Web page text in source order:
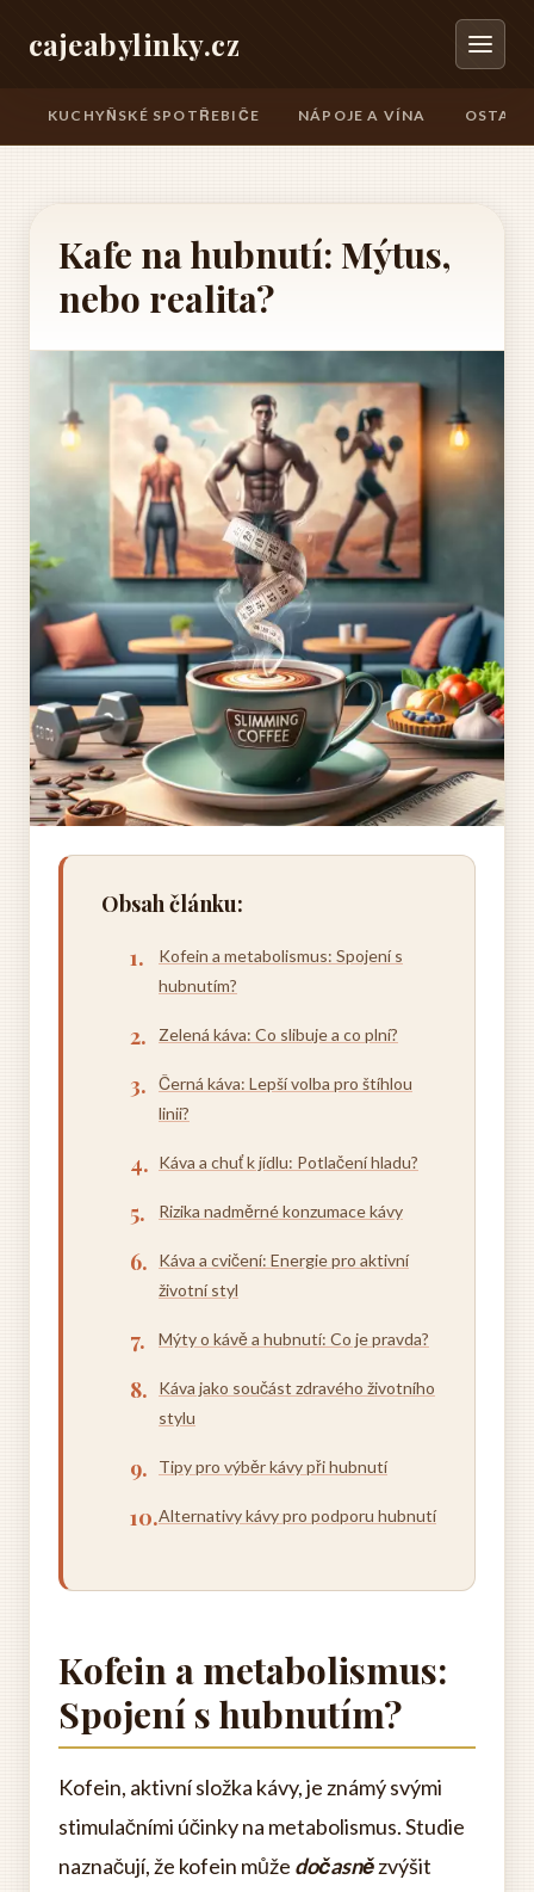
cajeabylinky.cz
KUCHYŇSKÉ SPOTŘEBIČE NÁPOJE A VÍNA
Kafe na hubnutí: Mýtus,
nebo realita?
Obsah článku:
Kofein a metabolismus: Spojení s
hubnutím?
Zelená káva: Co slibuje a co plní?
Černá káva: Lepší volba pro štíhlou
linii?
Káva a chuť k jídlu: Potlačení hladu?
Rizika nadměrné konzumace kávy
Káva a cvičení: Energie pro aktivní
životní styl
Mýty o kávě a hubnutí: Co je pravda?
Káva jako součást zdravého životního
stylu
Tipy pro výběr kávy při hubnutí
Alternativy kávy pro podporu hubnutí
Kofein a metabolismus:
Spojení s hubnutím?
Kofein, aktivní složka kávy, je známý svými
stimulačními účinky na metabolismus. Studie
naznačují, že kofein může dočasnězvýšit